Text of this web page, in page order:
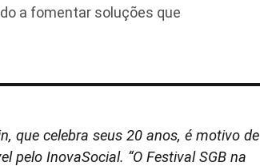
a fomentar soluções que
que celebra seus 20 anos, é motivo de
pelo InovaSocial. “O Festival SGB na